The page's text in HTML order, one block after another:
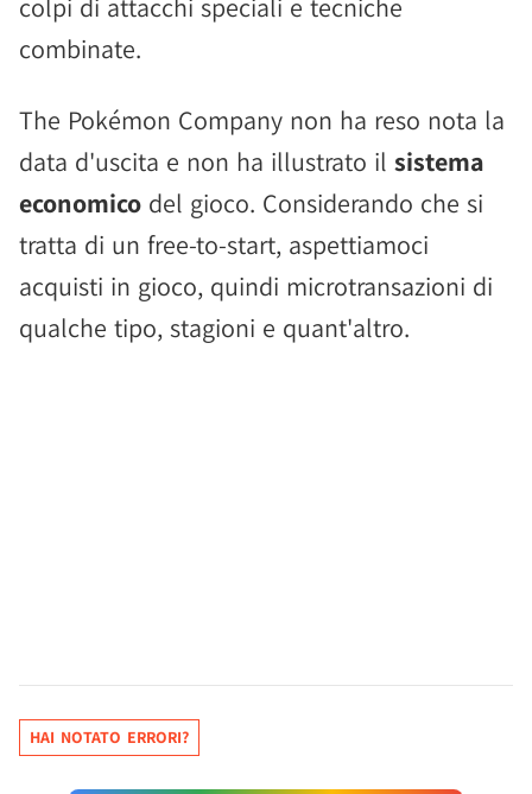
colpi di attacchi speciali e tecniche
combinate.
The Pokémon Company non ha reso nota la
data d'uscita e non ha illustrato il sistema
economico del gioco. Considerando che si
tratta di un free-to-start, aspettiamoci
acquisti in gioco, quindi microtransazioni di
qualche tipo, stagioni e quant'altro.
HAI NOTATO ERRORI?